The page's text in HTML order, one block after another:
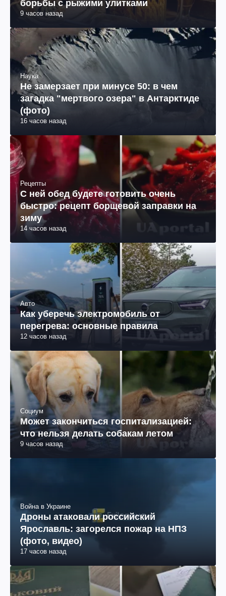
Социум
Исчезнут за ночь: действенный метод
борьбы с рыжими улитками
9 часов назад
Наука
Не замерзает при минусе 50: в чем
загадка "мертвого озера" в Антарктиде
(фото)
16 часов назад
С ней обед будете готовить очень
быстро: рецепт борщевой заправки на
зиму
14 часов назад
Авто
Как уберечь электромобиль от
перегрева: основные правила
12 часов назад
Может закончиться госпитализацией:
что нельзя делать собакам летом
9 часов назад
Война в Украине